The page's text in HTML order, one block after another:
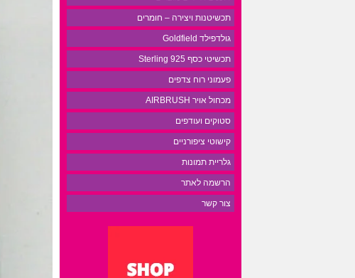
תכשיטנות ויצירה – חומרים
גולדפילד Goldfield
תכשיטי כסף 925 Sterling
פעמוני רוח צדפים
מכחול אויר AIRBRUSH
סטוקים ועודפים
קישוטי ציפורניים
גלריית תמונות
הרשמה לאתר
צור קשר